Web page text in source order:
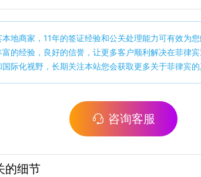
本地商家，11年的签证经验和公关处理能力可有效为
的经验，良好的信誉，让更多客户顺利解决在菲律
际化视野，长期关注本站您会获取更多关于菲律宾的
咨询客服
的细节